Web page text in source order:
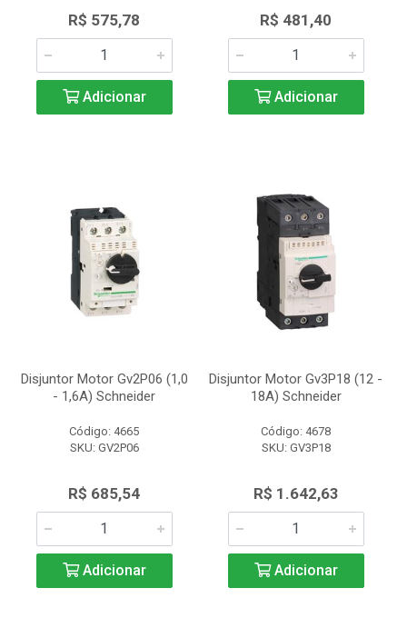
R$ 575,78
Adicionar
R$ 481,40
Adicionar
Disjuntor Motor Gv2P06 (1,0
- 1,6A) Schneider
Código: 4665
SKU: GV2P06
R$ 685,54
Adicionar
Disjuntor Motor Gv3P18 (12 -
18A) Schneider
Código: 4678
SKU: GV3P18
R$ 1.642,63
Adicionar